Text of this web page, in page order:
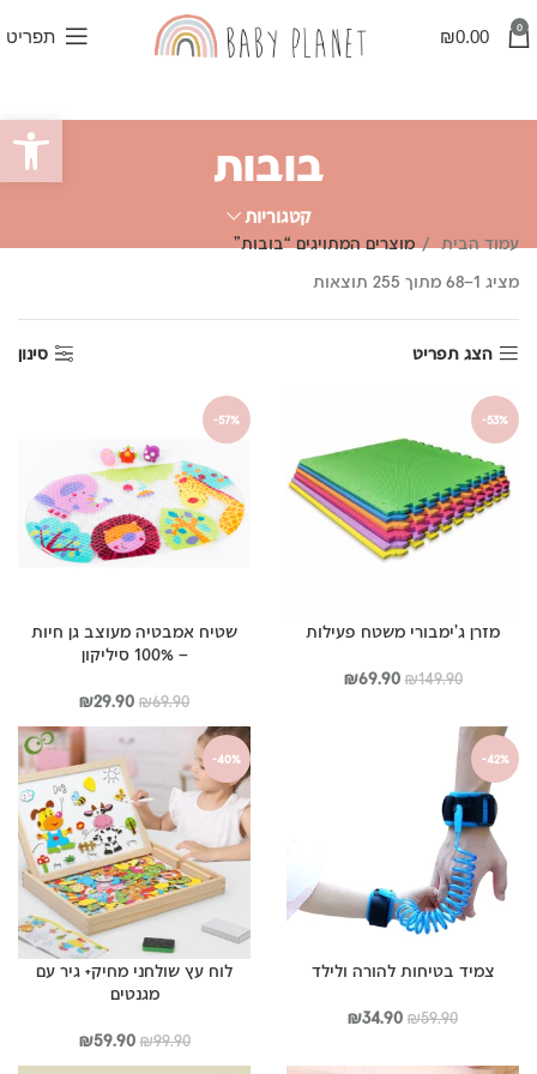
0
₪0.00 תפריט
בובות
קטגוריות
עמוד הבית
מוצרים המתויגים “בובות”
מציג 1–68 מתוך 255 תוצאות
הצג תפריט
סינון
-53%
מזרן ג’ימבורי משטח פעילות
₪149.90
המחיר₪69.90
המחיר
-57%
שטיח אמבטיה מעוצב גן חיות
– 100% סיליקון
₪69.90
המחיר
המקורי
היה:
₪69.90.
₪29.90
המחיר
הנוכחי
הוא:
₪29.90.
-42%
צמיד בטיחות להורה ולילד
₪59.90
המחיר
היה:
₪34.90
המחיר
הוא:
-40%
לוח עץ שולחני מחיק+ גיר עם
מגנטים
₪99.90
המחיר
המקורי
₪59.90
המחיר
הנוכחי
פתח